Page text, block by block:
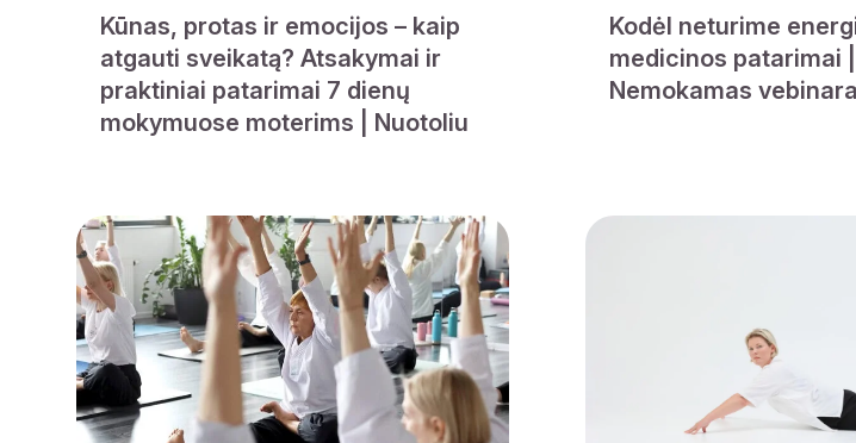
Kūnas, protas ir emocijos – kaip
atgauti sveikatą? Atsakymai ir
praktiniai patarimai 7 dienų
mokymuose moterims | Nuotoliu
Kodėl neturime
medicinos patarimai |
Nemokamas